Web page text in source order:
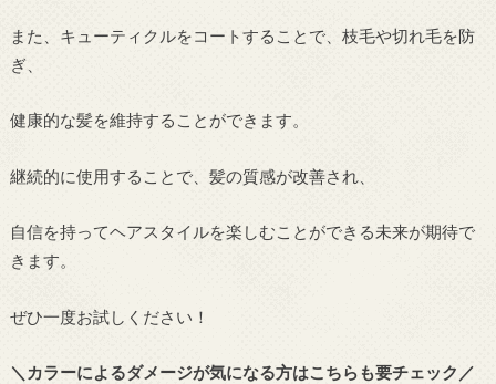
また、キューティクルをコートすることで、枝毛や切れ毛を防
ぎ、
健康的な髪を維持することができます。
継続的に使用することで、髪の質感が改善され、
自信を持ってヘアスタイルを楽しむことができる未来が期待で
きます。
ぜひ一度お試しください！
＼カラーによるダメージが気になる方はこちらも要チェック／